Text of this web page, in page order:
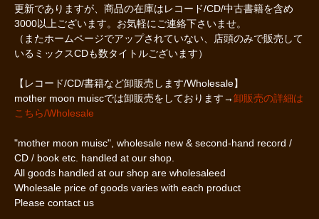
更新でありますが、商品の在庫はレコード/CD/中古書籍を含め
3000以上ございます。お気軽にご連絡下さいませ。
（またホームページでアップされていない、店頭のみで販売して
いるミックスCDも数タイトルございます）
【レコード/CD/書籍など卸販売します/Wholesale】
mother moon muiscでは卸販売をしております→卸販売の詳細は
こちら/Wholesale
"mother moon muisc", wholesale new & second-hand record /
CD / book etc. handled at our shop.
All goods handled at our shop are wholesaleed
Wholesale price of goods varies with each product
Please contact us